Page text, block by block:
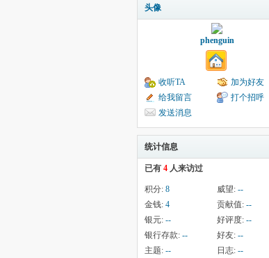
头像
phenguin
收听TA
加为好友
给我留言
打个招呼
发送消息
统计信息
已有 4 人来访过
积分: 8 威望: --
金钱: 4 贡献值: --
银元: -- 好评度: --
银行存款: -- 好友: --
主题: -- 日志: --